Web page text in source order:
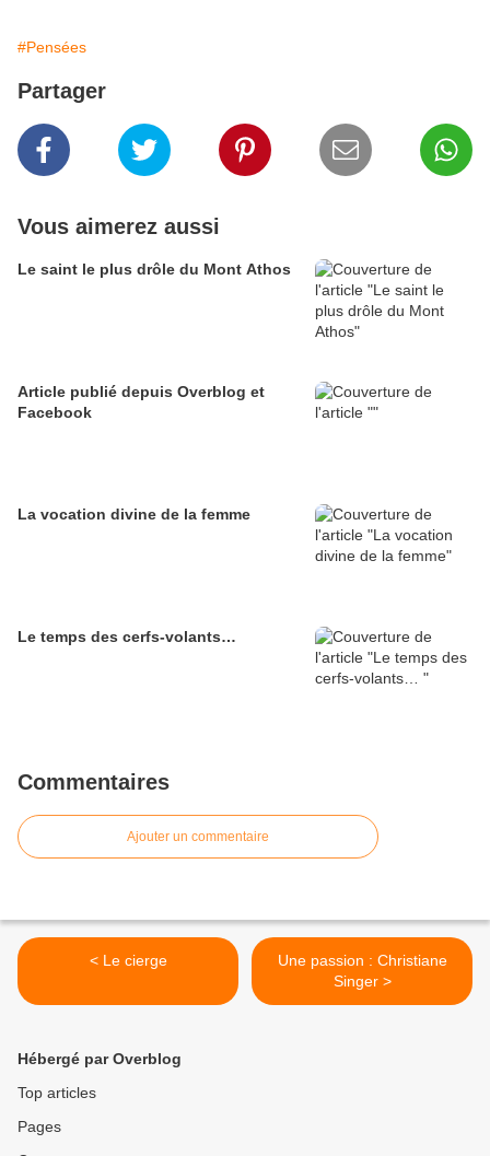
#Pensées
Partager
Vous aimerez aussi
Le saint le plus drôle du Mont Athos
Article publié depuis Overblog et
Facebook
La vocation divine de la femme
Le temps des cerfs-volants…
Commentaires
Ajouter un commentaire
< Le cierge
Une passion : Christiane
Singer >
Hébergé par Overblog
Top articles
Pages